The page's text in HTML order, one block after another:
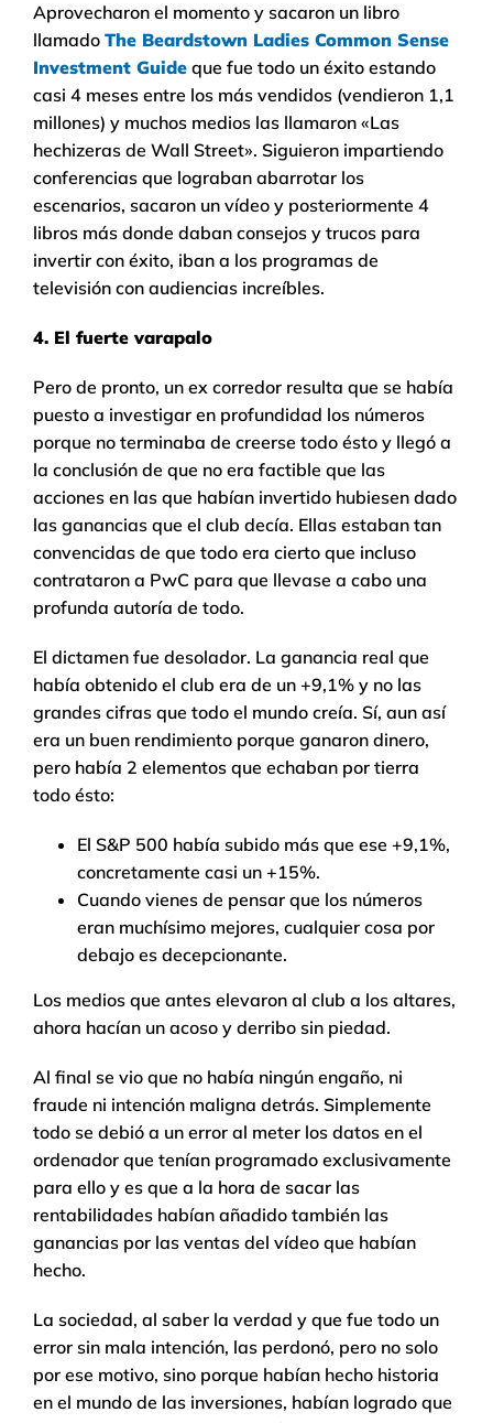
Aprovecharon el momento y sacaron un libro
llamado The Beardstown Ladies Common Sense
Investment Guide que fue todo un éxito estando
casi 4 meses entre los más vendidos (vendieron 1,1
millones) y muchos medios las llamaron «Las
hechizeras de Wall Street». Siguieron impartiendo
conferencias que lograban abarrotar los
escenarios, sacaron un vídeo y posteriormente 4
libros más donde daban consejos y trucos para
invertir con éxito, iban a los programas de
televisión con audiencias increíbles.
4. El fuerte varapalo
Pero de pronto, un ex corredor resulta que se había
puesto a investigar en profundidad los números
porque no terminaba de creerse todo ésto y llegó a
la conclusión de que no era factible que las
acciones en las que habían invertido hubiesen dado
las ganancias que el club decía. Ellas estaban tan
convencidas de que todo era cierto que incluso
contrataron a PwC para que llevase a cabo una
profunda autoría de todo.
El dictamen fue desolador. La ganancia real que
había obtenido el club era de un +9,1% y no las
grandes cifras que todo el mundo creía. Sí, aun así
era un buen rendimiento porque ganaron dinero,
pero había 2 elementos que echaban por tierra
todo ésto:
El S&P 500 había subido más que ese +9,1%,
concretamente casi un +15%.
Cuando vienes de pensar que los números
eran muchísimo mejores, cualquier cosa por
debajo es decepcionante.
Los medios que antes elevaron al club a los altares,
ahora hacían un acoso y derribo sin piedad.
Al final se vio que no había ningún engaño, ni
fraude ni intención maligna detrás. Simplemente
todo se debió a un error al meter los datos en el
ordenador que tenían programado exclusivamente
para ello y es que a la hora de sacar las
rentabilidades habían añadido también las
ganancias por las ventas del vídeo que habían
hecho.
La sociedad, al saber la verdad y que fue todo un
error sin mala intención, las perdonó, pero no solo
por ese motivo, sino porque habían hecho historia
en el mundo de las inversiones, habían logrado que